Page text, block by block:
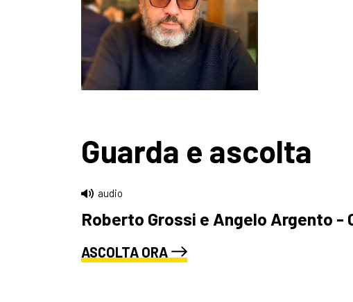
Guarda e ascolta
audio
Roberto Grossi e Angelo Argento -
ASCOLTA ORA